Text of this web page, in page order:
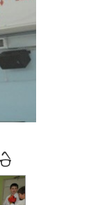
Next